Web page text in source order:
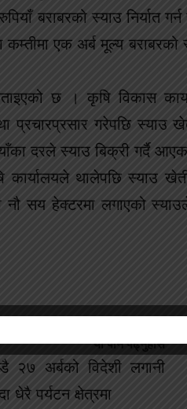
बराबरको स्याउ निर्यात
एक अर्ब मूल्य बराबरको
छ । कृषि विकास
प्रचारप्रसार गरेपछि स्याउ
दरले स्याउ बिक्री गर्दै
कार्यालयले थालेपछि स्याउ
नौ सय हेक्टरमा लगाएको
यो पनि पढ्नुहोस
२७ अर्बको विदेशी लगानी
धेरै पर्यटन क्षेत्रमा